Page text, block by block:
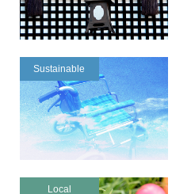
Sustainable
Local